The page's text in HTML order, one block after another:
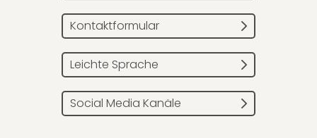
Kontaktformular
Leichte Sprache
Social Media Kanäle